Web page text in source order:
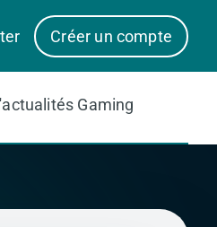
Créer un compte
Gaming